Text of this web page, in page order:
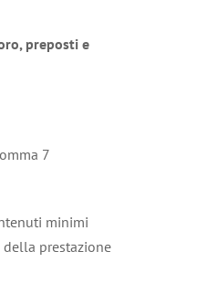
preposti e
7
minimi
prestazione